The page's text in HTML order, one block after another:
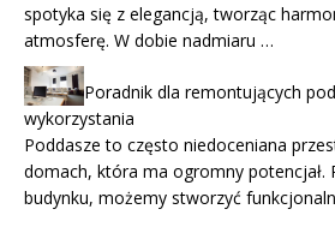
spotyka się z elegancją, tworząc
atmosferę. W dobie nadmiaru …
Poradnik dla remontujących
wykorzystania
Poddasze to często niedoceniana
domach, która ma ogromny potencjał.
budynku, możemy stworzyć